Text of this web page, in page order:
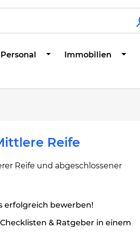
Personal Immobilien
Reife
Reife und abgeschlossener
erfolgreich bewerben!
& Ratgeber in einem